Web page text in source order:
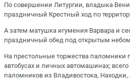
По совершении Литургии, владыка
праздничный Крестный ход по
А затем матушка игумения Варвара и
праздничный обед под открытым
На престольные торжества
автобусах и личных автомашинах;
паломников из Владивостока, Находки,